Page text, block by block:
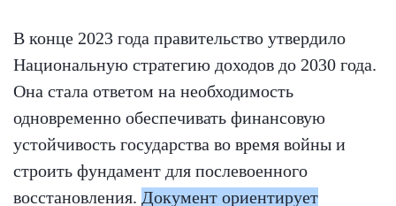
В конце 2023 года правительство утвердило
Национальную стратегию доходов до 2030 года.
Она стала ответом на необходимость
одновременно обеспечивать финансовую
устойчивость государства во время войны и
строить фундамент для послевоенного
восстановления. Документ ориентирует